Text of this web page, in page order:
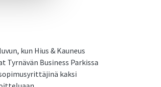
kun Hius & Kauneus
Business Parkissa
kaksi